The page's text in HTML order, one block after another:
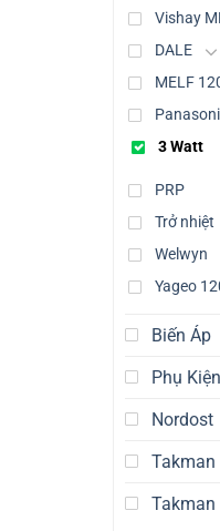
Vishay
DALE
MELF
3 Watt
PRP
Trở nhiệt
Welwyn
Yageo
Biến Áp
Phụ
Nordost
Takman
Takman